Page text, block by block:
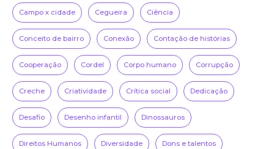
Campo x cidade Cegueira Ciência
Conceito de bairro Conexão Contação de histórias
Cooperação Cordel Corpo humano Corrupção
Creche Criatividade Crítica social Dedicação
Desafio Desenho infantil Dinossauros
Direitos Humanos Diversidade Dons e talentos